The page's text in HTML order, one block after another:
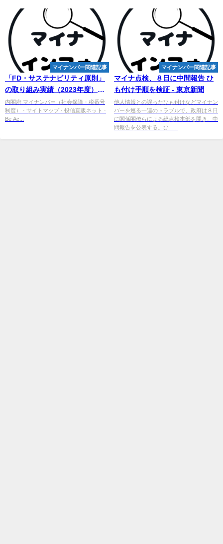
マイナンバー関連記事
「FD・サステナビリティ原則」
の取り組み実績（2023年度）の
開示について
内閣府 マイナンバー（社会保障・税番号
制度） · サイトマップ · 投信直販ネット ·
Be Ac...
マイナンバー関連記事
マイナ点検、８日に中間報告 ひ
も付け手順を検証 - 東京新聞
他人情報との誤ったひも付けなどマイナン
バーを巡る一連のトラブルで、政府は８日
に関係閣僚らによる総点検本部を開き、中
間報告を公表する。ひ......